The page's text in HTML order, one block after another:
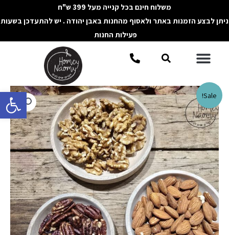
פתח
לתוכן
משלוח חינם בכל קנייה מעל 399 ש"ח
ניתן לבצע הזמנות באתר ולאסוף מהחנות באבן יהודה . יש להתעדכן בשעות
פעילות החנות
תפריטחיפוש
Sale!
כמות
של
סט
3
קעריות
מעץ
מנגו